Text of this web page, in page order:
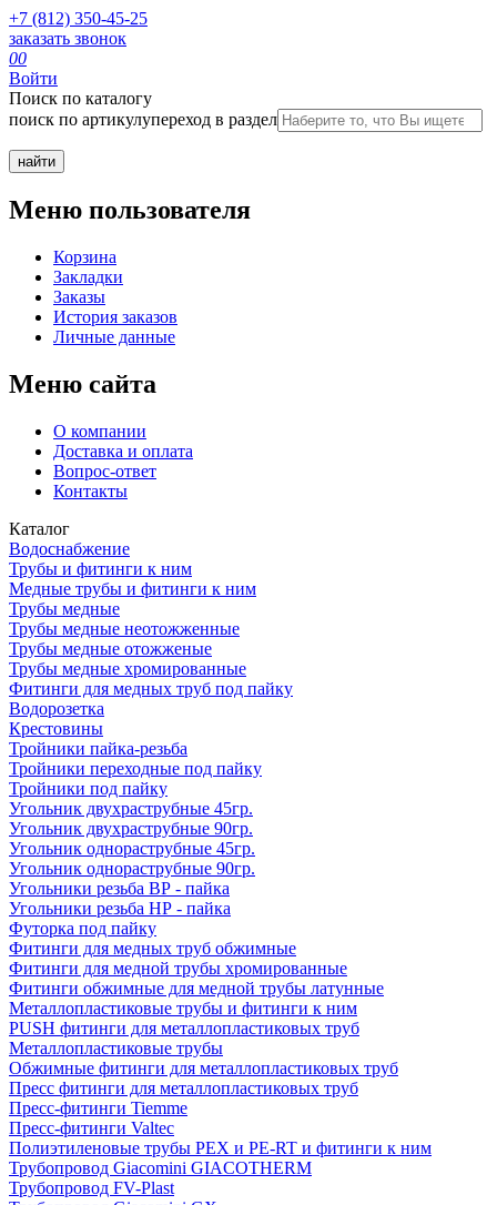
+7 (812) 350-45-25
заказать звонок
00
Войти
Поиск по каталогу
поиск по артикулупереход в раздел
Меню пользователя
Корзина
Закладки
Заказы
История заказов
Личные данные
Меню сайта
О компании
Доставка и оплата
Вопрос-ответ
Контакты
Каталог
Водоснабжение
Трубы и фитинги к ним
Медные трубы и фитинги к ним
Трубы медные
Трубы медные неотожженные
Трубы медные отожженые
Трубы медные хромированные
Фитинги для медных труб под пайку
Водорозетка
Крестовины
Тройники пайка-резьба
Тройники переходные под пайку
Тройники под пайку
Угольник двухраструбные 45гр.
Угольник двухраструбные 90гр.
Угольник однораструбные 45гр.
Угольник однораструбные 90гр.
Угольники резьба ВР - пайка
Угольники резьба НР - пайка
Футорка под пайку
Фитинги для медных труб обжимные
Фитинги для медной трубы хромированные
Фитинги обжимные для медной трубы латунные
Металлопластиковые трубы и фитинги к ним
PUSH фитинги для металлопластиковых труб
Металлопластиковые трубы
Обжимные фитинги для металлопластиковых труб
Пресс фитинги для металлопластиковых труб
Пресс-фитинги Tiemme
Пресс-фитинги Valtec
Полиэтиленовые трубы PEX и PE-RT и фитинги к ним
Трубопровод Giacomini GIACOTHERM
Трубопровод FV-Plast